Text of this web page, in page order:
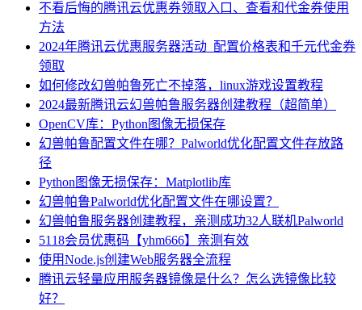
不看后悔的腾讯云优惠券领取入口、查看和代金券使用
方法
2024年腾讯云优惠服务器活动_配置价格表和千元代金券
领取
如何修改幻兽帕鲁死亡不掉落，linux游戏设置教程
2024最新腾讯云幻兽帕鲁服务器创建教程（超简单）
OpenCV库：Python图像无损保存
幻兽帕鲁配置文件在哪？Palworld优化配置文件存放路
径
Python图像无损保存：Matplotlib库
幻兽帕鲁Palworld优化配置文件在哪设置？
幻兽帕鲁服务器创建教程，亲测成功32人联机Palworld
5118会员优惠码【yhm666】亲测有效
使用Node.js创建Web服务器全流程
腾讯云轻量应用服务器镜像是什么？怎么选镜像比较
好？